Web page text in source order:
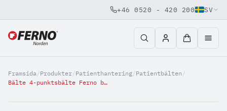
Jump to content
+46 0520 - 420 200 SV
Framsida/Produkter/Patienthantering/Patientbälten /
Bälte 4-punktsbälte Ferno bårar Svart